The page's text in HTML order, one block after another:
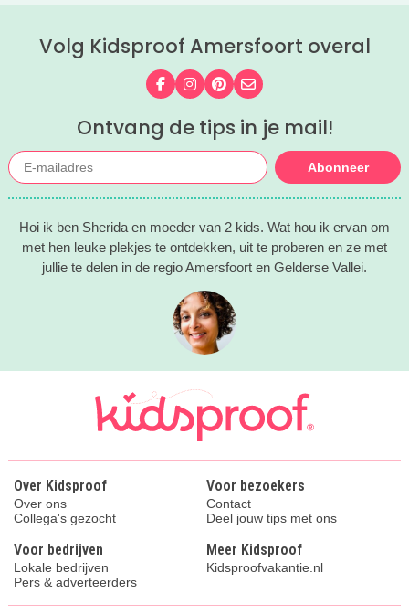
Volg Kidsproof Amersfoort overal
Volg ons op Facebook
Volg ons op Instagram
Volg ons op Pinterest
Mail ons
Ontvang de tips in je mail!
Abonneer
Hoi ik ben Sherida en moeder van 2 kids. Wat hou ik ervan om
met hen leuke plekjes te ontdekken, uit te proberen en ze met
jullie te delen in de regio Amersfoort en Gelderse Vallei.
Over Kidsproof
Over ons
Collega's gezocht
Voor bezoekers
Contact
Deel jouw tips met ons
Voor bedrijven
Lokale bedrijven
Pers & adverteerders
Meer Kidsproof
Kidsproofvakantie.nl